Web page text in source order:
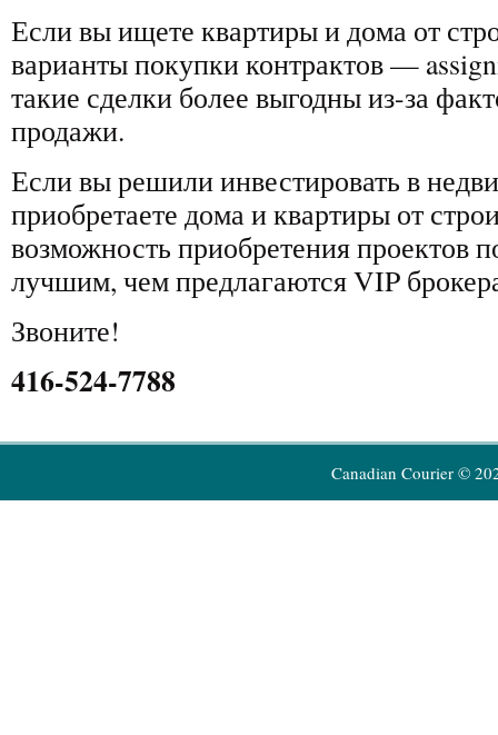
Если вы ищете квартиры и дома от
варианты покупки контрактов —
такие сделки более выгодны из-за
продажи.
Если вы решили инвестировать в
приобретаете дома и квартиры от
возможность приобретения проектов
лучшим, чем предлагаются VIP
Звоните!
416-524-7788
Canadian Courier ©